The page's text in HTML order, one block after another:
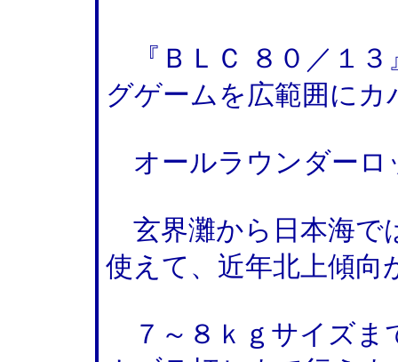
『ＢＬＣ ８０／１３
グゲームを広範囲に
オールラウンダーロ
玄界灘から日本海で
使えて、近年北上傾
７～８ｋｇサイズ